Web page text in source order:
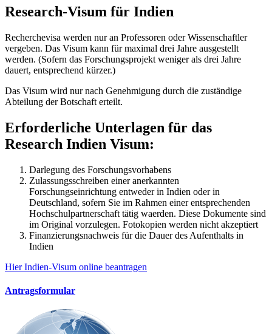
Research-Visum für Indien
Recherchevisa werden nur an Professoren oder Wissenschaftler
vergeben. Das Visum kann für maximal drei Jahre ausgestellt
werden. (Sofern das Forschungsprojekt weniger als drei Jahre
dauert, entsprechend kürzer.)
Das Visum wird nur nach Genehmigung durch die zuständige
Abteilung der Botschaft erteilt.
Erforderliche Unterlagen für das
Research Indien Visum:
Darlegung des Forschungsvorhabens
Zulassungsschreiben einer anerkannten
Forschungseinrichtung entweder in Indien oder in
Deutschland, sofern Sie im Rahmen einer entsprechenden
Hochschulpartnerschaft tätig waerden. Diese Dokumente sind
im Original vorzulegen. Fotokopien werden nicht akzeptiert
Finanzierungsnachweis für die Dauer des Aufenthalts in
Indien
Hier Indien-Visum online beantragen
Antragsformular